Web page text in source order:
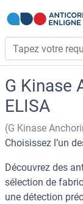
G Kinase
ELISA
(G Kinase
Choisissez l’un
Découvrez des
sélection de
une détection